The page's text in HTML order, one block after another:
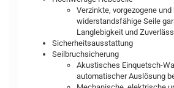
Verzinkte, vorgezogene und
widerstandsfähige Seile
Langlebigkeit und
Sicherheitsausstattung
Seilbruchsicherung
Akustisches Einquetsch-
automatischer Auslösung